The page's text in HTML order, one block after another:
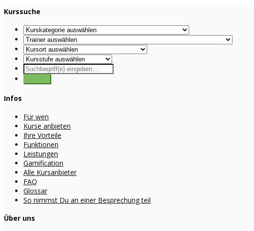
Kurssuche
Infos
Für wen
Kurse anbieten
Ihre Vorteile
Funktionen
Leistungen
Gamification
Alle Kursanbieter
FAQ
Glossar
So nimmst Du an einer Besprechung teil
Über uns